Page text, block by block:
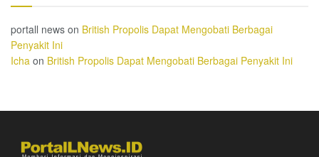
portall news on British Propolis Dapat Mengobati Berbagai
Penyakit Ini
Icha on British Propolis Dapat Mengobati Berbagai Penyakit Ini